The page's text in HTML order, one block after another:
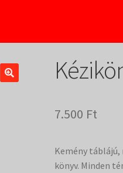
7.500 Ft
Kemény táblájú,
könyv. Minden